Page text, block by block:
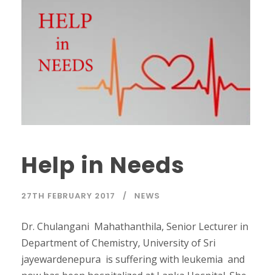
Help in Needs
27TH FEBRUARY 2017 NEWS
Dr. Chulangani Mahathanthila, Senior Lecturer in
Department of Chemistry, University of Sri
jayewardenepura is suffering with leukemia and